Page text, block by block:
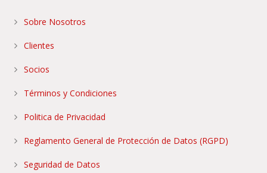
Sobre Nosotros
Clientes
Socios
Términos y Condiciones
Politica de Privacidad
Reglamento General de Protección de Datos (RGPD)
Seguridad de Datos